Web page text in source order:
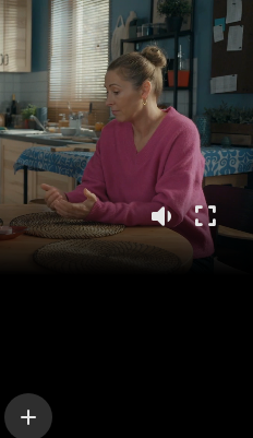
Barwy szczęścia